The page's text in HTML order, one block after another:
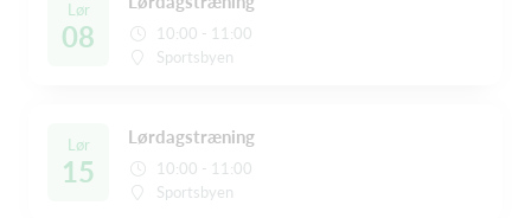
Lør
08
10:00 - 11:00
Sportsbyen
Lør
15
Lørdagstræning
10:00 - 11:00
Sportsbyen